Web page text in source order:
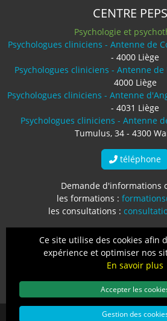
CENTRE
Psychologie et
Psychologues cliniciens - Antenne de
- 4000 Liège
Psychologues cliniciens - Antenne de
4000 Liège
Psychologues cliniciens - Antenne
- 4031 Liège
Psychologues cliniciens - Antenne
Tumulus, 34 - 4300
téléphone
Demande d'informations
les formations :
les consultations :
Protection des données-Mentions
générales
Ce site utilise des cookies afin
expérience et optimiser nos
En savoir plus
Accepter les
Gestion des